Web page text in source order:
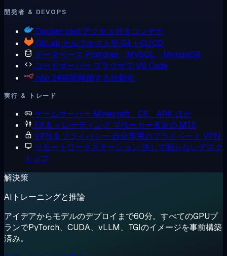
開発者 & DEVOPS
Docker root アクセス付きコンテナ
GitLab セルフホスト型 Git + CI/CD
データベース Postgres、MySQL、MongoDB
コードサーバー ブラウザで VS Code
n8n 24時間稼働する自動化
実行 & トレード
ゲームサーバー Minecraft、CS、ARK ほか
FX & トレーディング ブローカー直近の MT5
VPN & プライバシー 自分専用のプライベート VPN
リモートワークステーション 決して眠らないデスク
トップ
解決策
AIトレーニングと推論
アイデアからモデルのデプロイまで60分。すべてのGPUプ
ランでPyTorch、CUDA、vLLM、TGIのイメージを事前構築
済み。